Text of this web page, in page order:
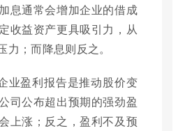
息通常会增加企业的借成
收益资产更具吸引力，从
；而降息则反之。
业盈利报告是推动股价变
司公布超出预期的强劲盈
上涨；反之，盈利不及预